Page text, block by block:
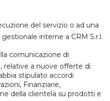
del servizio o ad una
interne a CRM S.r.l.
comunicazione di
relative a nuove offerte di
stipulato accordi
Finanziarie,
della clientela su prodotti e